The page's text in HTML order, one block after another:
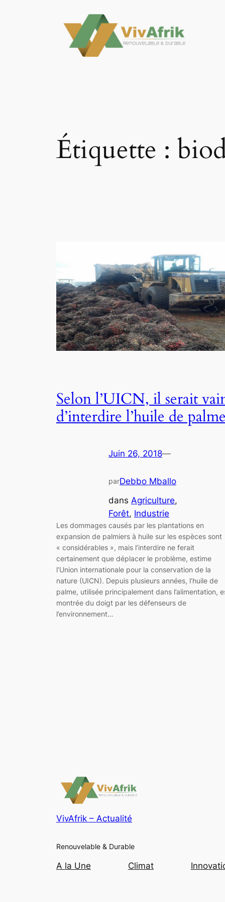
Étiquette :
Selon l’UICN, il serait
d’interdire l’huile de
Juin 26, 2018—
parDebbo Mballo
dans Agriculture
Forêt, Industrie
Les dommages causés par les plantations en
expansion de palmiers à huile sur les espèces sont
« considérables », mais l’interdire ne ferait
certainement que déplacer le problème, estime
l’Union internationale pour la conservation de la
nature (UICN). Depuis plusieurs années, l’huile de
palme, utilisée principalement dans l’alimentation,
montrée du doigt par les défenseurs de
l’environnement…
VivAfrik – Actualité
Renouvelable & Durable
A la Une Climat